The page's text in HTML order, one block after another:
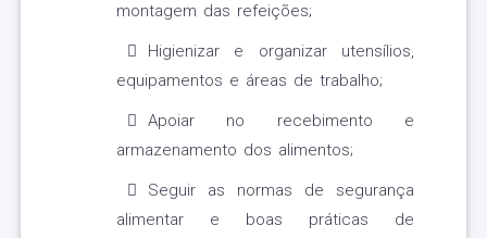
montagem das refeições;
Higienizar e organizar utensílios,
equipamentos e áreas de trabalho;
Apoiar no recebimento e
armazenamento dos alimentos;
Seguir as normas de segurança
alimentar e boas práticas de